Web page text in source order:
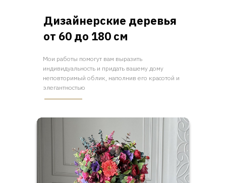
Мои работы помогут вам выразить
индивидуальность и придать вашему дому
неповторимый облик, наполнив его красотой и
элегантностью
Дизайнерские деревья
от 60 до 180 см